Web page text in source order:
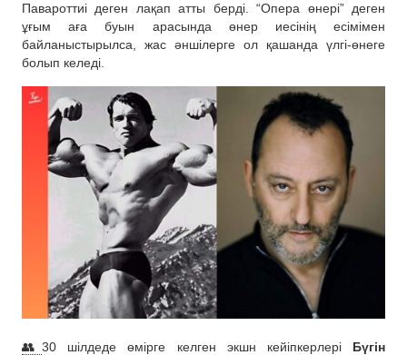
Павароттиі деген лақап атты берді. “Опера өнері” деген
ұғым аға буын арасында өнер иесінің есімімен
байланыстырылса, жас әншілерге ол қашанда үлгі-өнеге
болып келеді.
👥30 шілдеде өмірге келген экшн кейіпкерлері Бүгін